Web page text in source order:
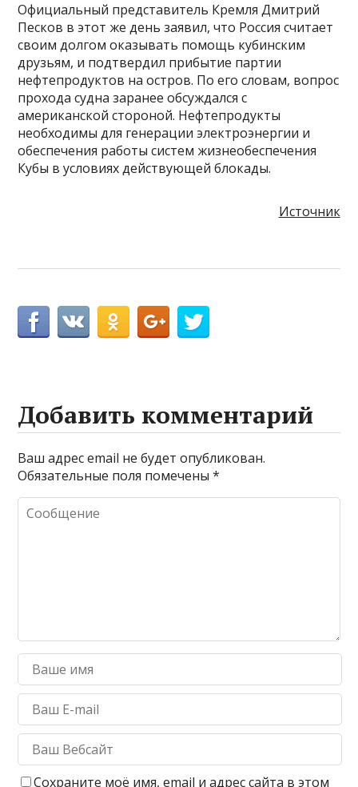
Официальный представитель Кремля Дмитрий
Песков в этот же день заявил, что Россия считает
своим долгом оказывать помощь кубинским
друзьям, и подтвердил прибытие партии
нефтепродуктов на остров. По его словам, вопрос
прохода судна заранее обсуждался с
американской стороной. Нефтепродукты
необходимы для генерации электроэнергии и
обеспечения работы систем жизнеобеспечения
Кубы в условиях действующей блокады.
Источник
Добавить комментарий
Ваш адрес email не будет опубликован.
Обязательные поля помечены*
Сохраните моё имя, email и адрес сайта в этом